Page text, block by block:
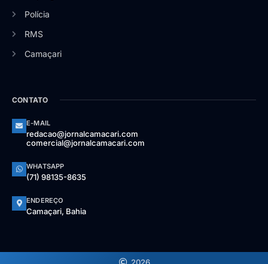
Polícia
RMS
Camaçari
CONTATO
E-MAIL
redacao@jornalcamacari.com
comercial@jornalcamacari.com
WHATSAPP
(71) 98135-8635
ENDEREÇO
Camaçari, Bahia
2026